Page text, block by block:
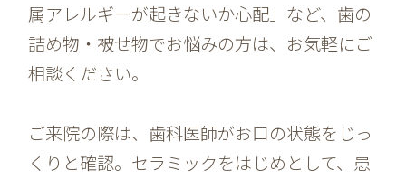
属アレルギーが起きないか心配」など、歯の
詰め物・被せ物でお悩みの方は、お気軽にご
相談ください。
ご来院の際は、歯科医師がお口の状態をじっ
くりと確認。セラミックをはじめとして、患